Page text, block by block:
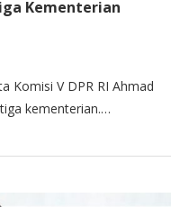
Kementerian
Komisi V DPR RI Ahmad
kementerian.…